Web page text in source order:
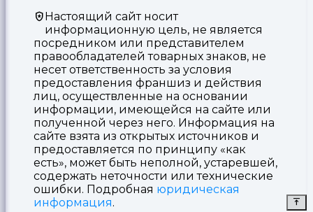
Настоящий сайт носит
информационную цель, не является
посредником или представителем
правообладателей товарных знаков, не
несет ответственность за условия
предоставления франшиз и действия
лиц, осуществленные на основании
информации, имеющейся на сайте или
полученной через него. Информация на
сайте взята из открытых источников и
предоставляется по принципу «как
есть», может быть неполной, устаревшей,
содержать неточности или технические
ошибки. Подробная юридическая
информация.